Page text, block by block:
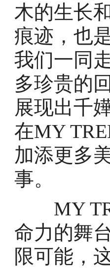
木的生长
痕迹，也
我们一同
多珍贵的
展现出千
在MY
加添更多
事。
MY
命力的舞
限可能，